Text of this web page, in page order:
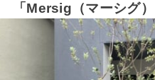
「Mersig（マーシグ）